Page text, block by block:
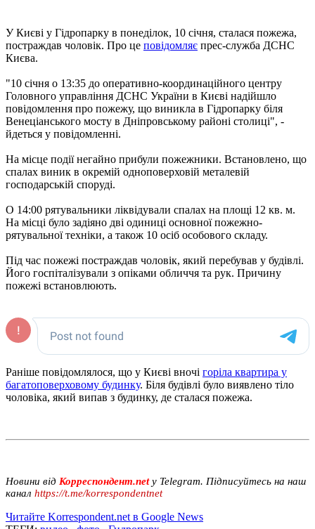
У Києві у Гідропарку в понеділок, 10 січня, сталася пожежа,
постраждав чоловік. Про це повідомляє прес-служба ДСНС
Києва.
"10 січня о 13:35 до оперативно-координаційного центру
Головного управління ДСНС України в Києві надійшло
повідомлення про пожежу, що виникла в Гідропарку біля
Венеціанського мосту в Дніпровському районі столиці", -
йдеться у повідомленні.
На місце події негайно прибули пожежники. Встановлено, що
спалах виник в окремій одноповерховій металевій
господарській споруді.
О 14:00 рятувальники ліквідували спалах на площі 12 кв. м.
На місці було задіяно дві одиниці основної пожежно-
рятувальної техніки, а також 10 осіб особового складу.
Під час пожежі постраждав чоловік, який перебував у будівлі.
Його госпіталізували з опіками обличчя та рук. Причину
пожежі встановлюють.
Раніше повідомлялося, що у Києві вночі горіла квартира у
багатоповерховому будинку. Біля будівлі було виявлено тіло
чоловіка, який випав з будинку, де сталася пожежа.
Новини від Корреспондент.netу Telegram. Підписуйтесь на наш
канал https://t.me/korrespondentnet
Читайте Korrespondent.net в Google News